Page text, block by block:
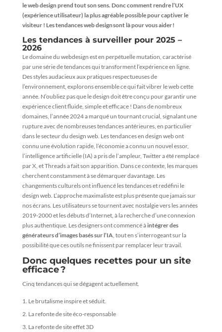
le web design prend tout son sens. Donc comment rendre l’UX
(expérience utilisateur) la plus agréable possible pour captiver le
visiteur ! Les tendances web design sont là pour vous aider !
Les tendances à surveiller pour 2025 –
2026
Le domaine du webdesign est en perpétuelle mutation, caractérisé
par une série de tendances qui transforment l’expérience en ligne.
Des styles audacieux aux pratiques respectueuses de
l’environnement, explorons ensemble ce qui fait vibrer le web cette
année. N’oubliez pas que le design doit être conçu pour garantir une
expérience client fluide, simple et efficace ! Dans de nombreux
domaines, l’année 2024 a marqué un tournant crucial, signalant une
rupture avec de nombreuses tendances antérieures, en particulier
dans le secteur du design web. Les tendances en design web ont
connu une évolution rapide, l’économie a connu un nouvel essor,
l’intelligence artificielle (IA) a pris de l’ampleur, Twitter a été remplacé
par X, et Threads a fait son apparition. Dans ce contexte, les marques
cherchent constamment à se démarquer davantage. Les
changements culturels ont influencé les tendances et redéfini le
design web. L’approche maximaliste est plus présente que jamais sur
nos écrans. Les utilisateurs se tournent avec nostalgie vers les années
2019-2000 et les débuts d’Internet, à la recherche d’une connexion
plus authentique. Les designers ont commencé àintégrer des
générateurs d’images basés sur l’IA, tout en s’interrogeant sur la
possibilité que ces outils ne finissent par remplacer leur travail.
Donc quelques recettes pour un site
efficace ?
Cinq tendances qui se dégagent actuellement.
Le brutalisme inspire et séduit.
La refonte de site éco-responsable
La refonte de site effet 3D